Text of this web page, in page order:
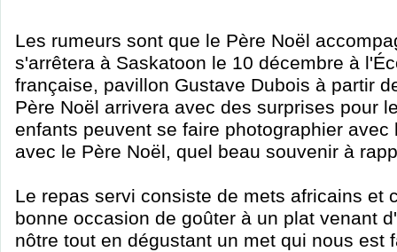
Les rumeurs sont que le Père Noël
s'arrêtera à Saskatoon le 10 décembre à
française, pavillon Gustave Dubois à partir
Père Noël arrivera avec des surprises pour
enfants peuvent se faire photographier avec
avec le Père Noël, quel beau souvenir à
Le repas servi consiste de mets africains et
bonne occasion de goûter à un plat venant
nôtre tout en dégustant un met qui nous est